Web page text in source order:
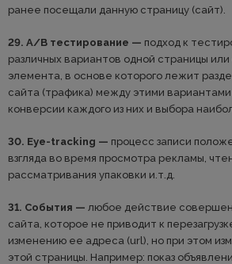
ранее посещали данную страницу (сайт).
29. А/В тестирование — подход к
различных вариантов одной страницы или
элемента, в основе которого лежит
сайта (трафика) между этими вариантами
конверсии каждого из них и выбора
30. Eye-tracking — процесс записи
взгляда во время просмотра рекламы,
рассматривания упаковки и.т.д.
31. События — любое действие
сайта, которое не приводит к
изменению ее адреса (url), но при этом
этой страницы. Например: показ